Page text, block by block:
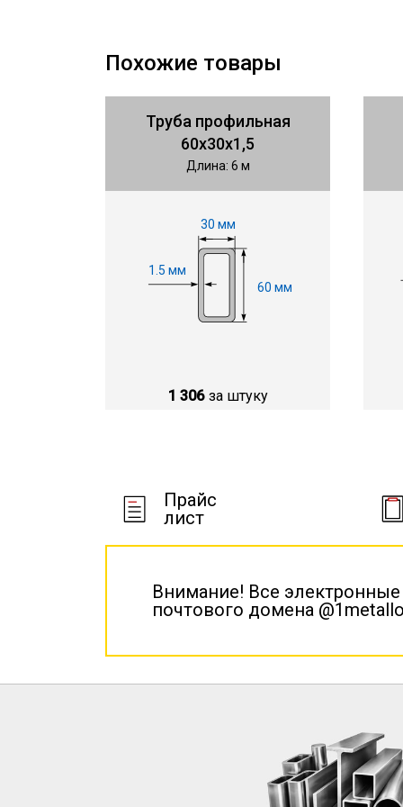
Похожие товары
Труба профильная
60х30х1,5
Длина: 6 м
1.5 мм
60 мм
30 мм
1 306 за штуку
Прайс
лист
Внимание! Все
почтового домена